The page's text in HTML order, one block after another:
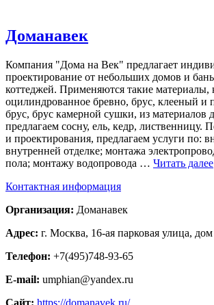
Доманавек
Компания "Дома на Век" предлагает
проектирование от небольших домов и
коттеджей. Применяются такие материалы,
оцилиндрованное бревно, брус, клееный и
брус, брус камерной сушки, из материалов
предлагаем сосну, ель, кедр, лиственницу.
и проектирования, предлагаем услуги по:
внутренней отделке; монтажа
пола; монтажу водопровода … Читать далее
Контактная информация
Организация: Доманавек
Адрес: г. Москва, 16-ая парковая улица,
Телефон: +7(495)748-93-65
E-mail: umphian@yandex.ru
Сайт: https://domanavek.ru/